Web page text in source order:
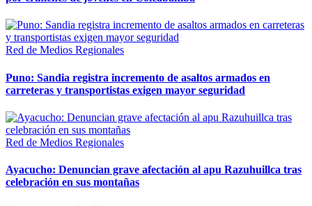
Red de Medios Regionales
Puno: Sandia registra incremento de asaltos armados en
carreteras y transportistas exigen mayor seguridad
Red de Medios Regionales
Ayacucho: Denuncian grave afectación al apu Razuhuillca tras
celebración en sus montañas